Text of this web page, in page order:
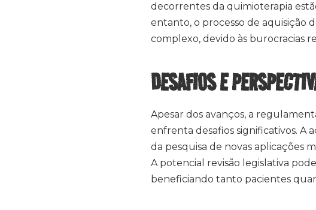
decorrentes da quimioterapia
entanto, o processo de aquisição
complexo, devido às burocracias
DESAFIOS E
Apesar dos avanços, a
enfrenta desafios significativos. A
da pesquisa de novas aplicações
A potencial revisão legislativa
beneficiando tanto pacientes